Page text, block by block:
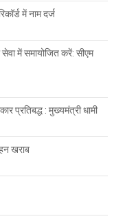
में नाम दर्ज
में समायोजित करें: सीएम
प्रतिबद्ध : मुख्यमंत्री धामी
खराब